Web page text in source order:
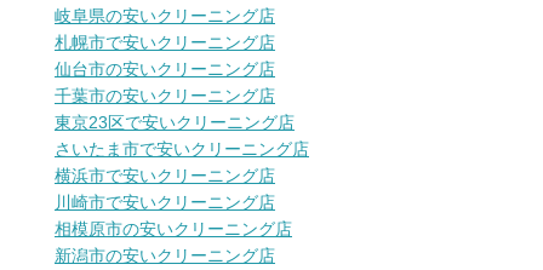
岐阜県の安いクリーニング店
札幌市で安いクリーニング店
仙台市の安いクリーニング店
千葉市の安いクリーニング店
東京23区で安いクリーニング店
さいたま市で安いクリーニング店
横浜市で安いクリーニング店
川崎市で安いクリーニング店
相模原市の安いクリーニング店
新潟市の安いクリーニング店